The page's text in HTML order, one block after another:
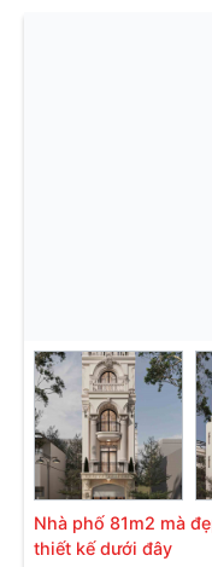
Nhà phố 81m2 mà
thiết kế dưới đây